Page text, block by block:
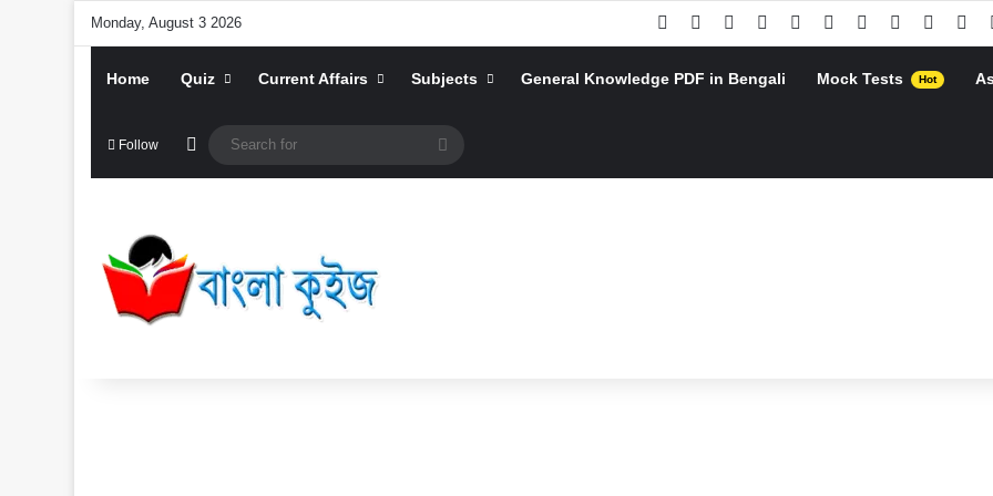
Monday, August 3 2026 Facebook PinterestYouTubeInstagramGoogle Play
TelegramWhatsApp
RSS
Home Quiz Current Affairs Subjects General Knowledge PDF in Bengali Mock Tests Hot
Follow Random Article Search
for